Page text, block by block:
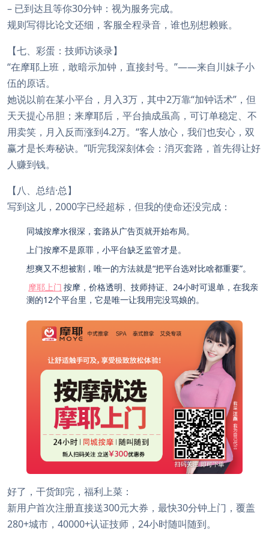
– 已到达且等你30分钟：视为服务完成。
规则写得比论文还细，客服全程录音，谁也别想赖账。
【七、彩蛋：技师访谈录】
“在摩耶上班，敢暗示加钟，直接封号。”——来自川妹子小
伍的原话。
她说以前在某小平台，月入3万，其中2万靠“加钟话术”，但
天天提心吊胆；来摩耶后，平台抽成虽高，可订单稳定、不
用卖笑，月入反而涨到4.2万。“客人放心，我们也安心，双
赢才是长寿秘诀。”听完我深刻体会：消灭套路，首先得让好
人赚到钱。
【八、总结·总】
写到这儿，2000字已经超标，但我的使命还没完成：
同城按摩水很深，套路从广告页就开始布局。
上门按摩不是原罪，小平台缺乏监管才是。
想爽又不想被割，唯一的方法就是“把平台选对比啥都重要”。
摩耶上门 按摩，价格透明、技师持证、24小时可退单，在我亲
测的12个平台里，它是唯一让我用完没骂娘的。
好了，干货卸完，福利上菜：
新用户首次注册直接送300元大券，最快30分钟上门，覆盖
280+城市，40000+认证技师，24小时随叫随到。